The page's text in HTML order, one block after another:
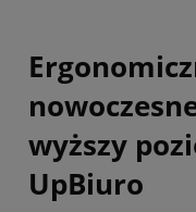
wyższy
UpBiuro